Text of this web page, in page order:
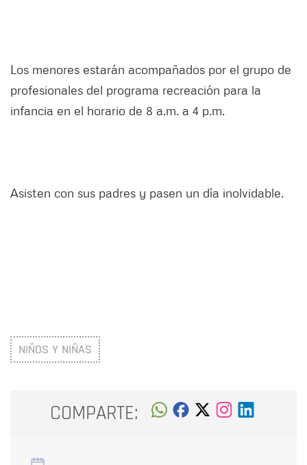
Los menores estarán acompañados por el grupo de
profesionales del programa recreación para la
infancia en el horario de 8 a.m. a 4 p.m.
Asisten con sus padres y pasen un día inolvidable.
NIÑOS Y NIÑAS
COMPARTE: